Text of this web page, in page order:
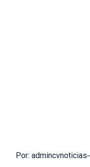
Por: admincvnoticias